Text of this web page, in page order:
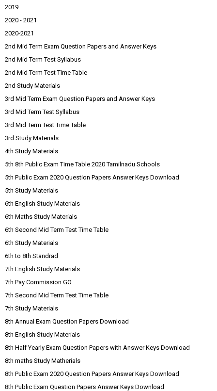
2019
2020 - 2021
2020-2021
2nd Mid Term Exam Question Papers and Answer Keys
2nd Mid Term Test Syllabus
2nd Mid Term Test Time Table
2nd Study Materials
3rd Mid Term Exam Question Papers and Answer Keys
3rd Mid Term Test Syllabus
3rd Mid Term Test Time Table
3rd Study Materials
4th Study Materials
5th 8th Public Exam Time Table 2020 Tamilnadu Schools
5th Public Exam 2020 Question Papers Answer Keys Download
5th Study Materials
6th English Study Materials
6th Maths Study Materials
6th Second Mid Term Test Time Table
6th Study Materials
6th to 8th Standrad
7th English Study Materials
7th Pay Commission GO
7th Second Mid Term Test Time Table
7th Study Materials
8th Annual Exam Question Papers Download
8th English Study Materials
8th Half Yearly Exam Question Papers with Answer Keys Download
8th maths Study Matherials
8th Public Exam 2020 Question Papers Answer Keys Download
8th Public Exam Question Papers Answer Keys Download